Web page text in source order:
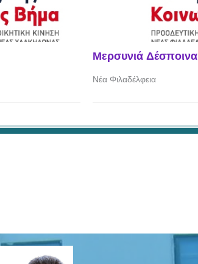
Μερσυνιά Δέσποινα
Νέα Φιλαδέλφεια